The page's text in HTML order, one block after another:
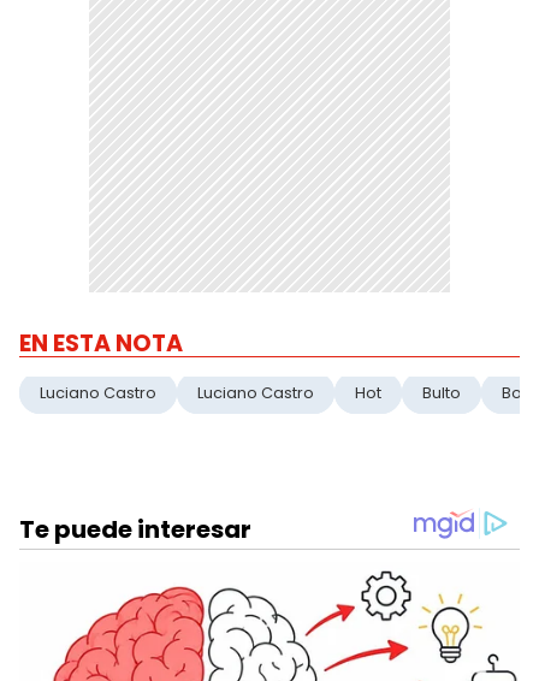
EN ESTA NOTA
Luciano Castro Luciano Castro Hot Bulto